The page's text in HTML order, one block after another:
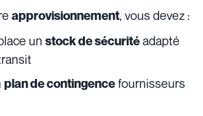
approvisionnement, vous devez :
un stock de sécuritéadapté
plan de contingencefournisseurs